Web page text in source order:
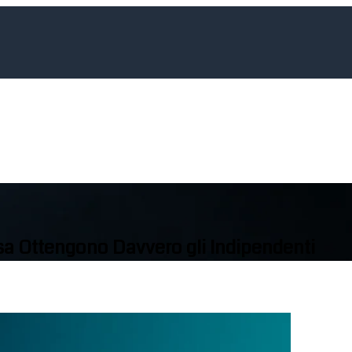
Ottengono Davvero gli Indipendenti